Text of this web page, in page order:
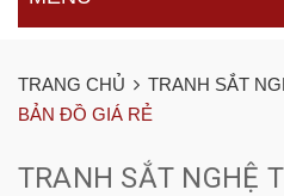
TRANG CHỦ TRANH SẮT
BẢN ĐỒ GIÁ RẺ
TRANH SẮT NGHỆ